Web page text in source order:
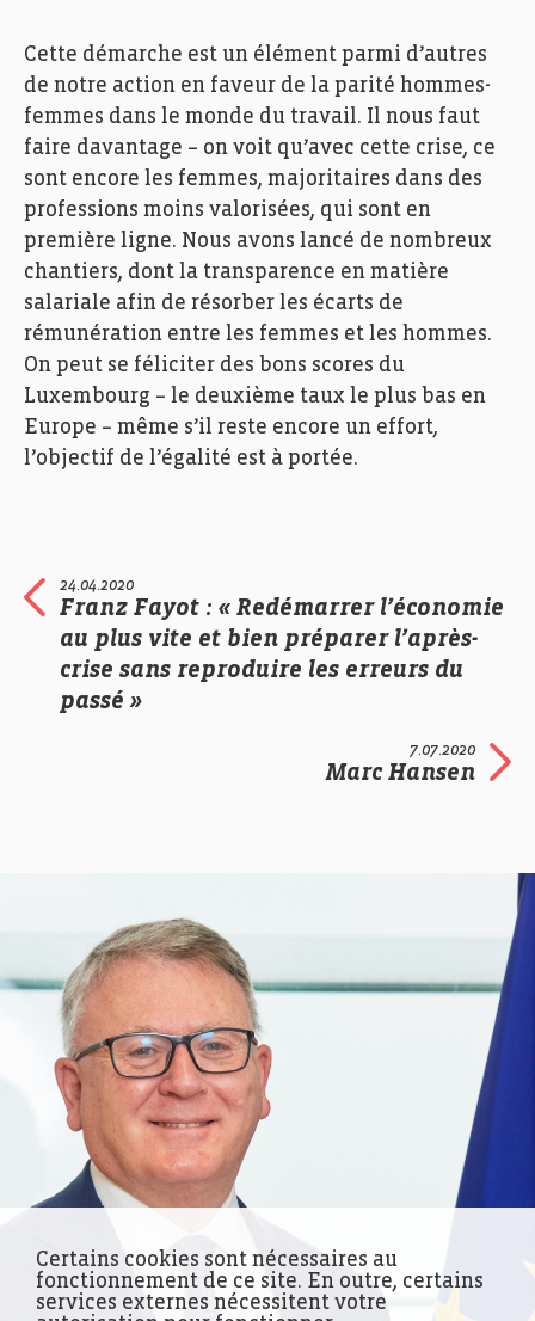
Cette démarche est un élément parmi d’autres
de notre action en faveur de la parité hommes-
femmes dans le monde du travail. Il nous faut
faire davantage – on voit qu’avec cette crise, ce
sont encore les femmes, majoritaires dans des
professions moins valorisées, qui sont en
première ligne. Nous avons lancé de nombreux
chantiers, dont la transparence en matière
salariale afin de résorber les écarts de
rémunération entre les femmes et les hommes.
On peut se féliciter des bons scores du
Luxembourg – le deuxième taux le plus bas en
Europe – même s’il reste encore un effort,
l’objectif de l’égalité est à portée.
24.04.2020
Franz Fayot : « Redémarrer l’économie
au plus vite et bien préparer l’après-
crise sans reproduire les erreurs du
passé »
7.07.2020
Marc Hansen
Certains cookies sont nécessaires au
fonctionnement de ce site. En outre, certains
services externes nécessitent votre